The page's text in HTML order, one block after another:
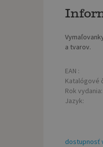
a tvarov.
EAN :
Katalógové
Rok vydania:
Jazyk:
dostupnosť